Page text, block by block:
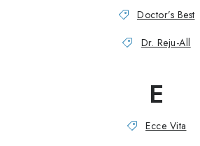
Doctor’s Best
Dr. Reju-All
E
Ecce Vita